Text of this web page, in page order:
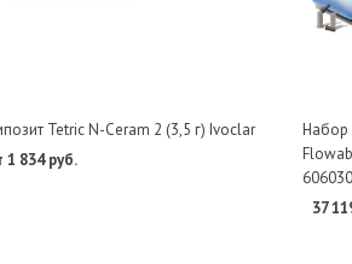
Tetric N-Ceram 2 (3,5 г) Ivoclar
1 834 руб.
Набор
37